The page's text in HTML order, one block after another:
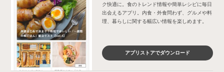
ク快適に。食のトレンド情報や簡単レシピに毎日
出会えるアプリ。内食・外食問わず、グルメや料
理、暮らしに関する幅広い情報を楽しめます。
アプリストアでダウンロード